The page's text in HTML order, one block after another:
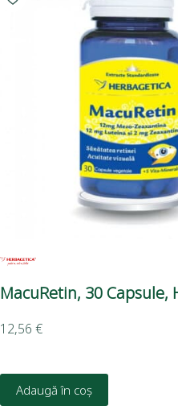
MacuRetin, 30 Capsule,
12,56 €
Adaugă în coș